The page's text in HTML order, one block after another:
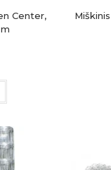
Center,